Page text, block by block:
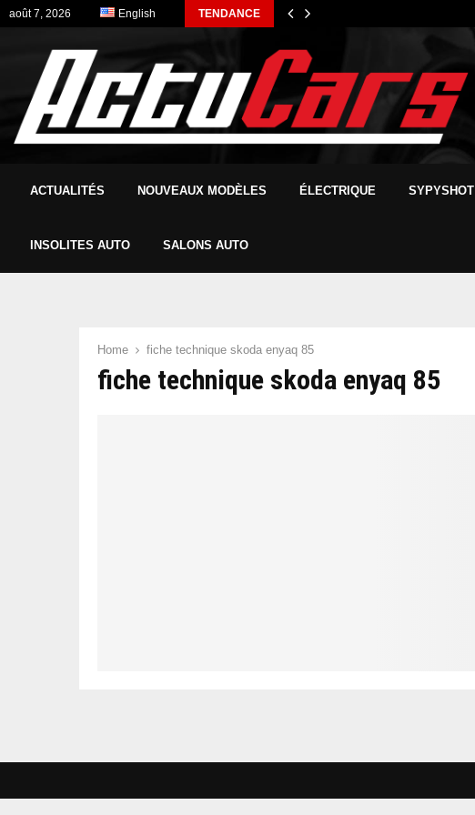
août 7, 2026 English TENDANCE
ACTUALITÉS NOUVEAUX MODÈLES ÉLECTRIQUE SYPYSHOT
INSOLITES AUTO SALONS AUTO
Home fiche technique skoda enyaq 85
fiche technique skoda enyaq 85